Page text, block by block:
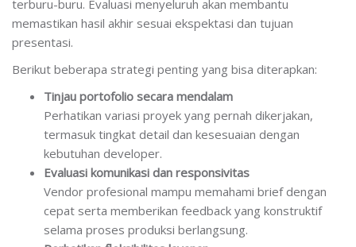
terburu-buru. Evaluasi menyeluruh akan membantu
memastikan hasil akhir sesuai ekspektasi dan tujuan
presentasi.
Berikut beberapa strategi penting yang bisa diterapkan:
Tinjau portofolio secara mendalam
Perhatikan variasi proyek yang pernah dikerjakan,
termasuk tingkat detail dan kesesuaian dengan
kebutuhan developer.
Evaluasi komunikasi dan responsivitas
Vendor profesional mampu memahami brief dengan
cepat serta memberikan feedback yang konstruktif
selama proses produksi berlangsung.